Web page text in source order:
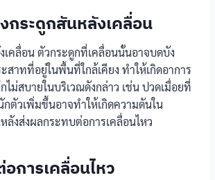
ระดูกสันหลังเคลื่อน
เคลื่อน ตัวกระดูกที่เคลื่อนนั้นอาจบดบัง
สาทที่อยู่ในพื้นที่ใกล้เคียง ทำให้เกิดอาการ
ไม่สบายในบริเวณดังกล่าว เช่น ปวดเมื่อยที่
ตัวเพิ่มขึ้นอาจทำให้เกิดความดันใน
ลังส่งผลกระทบต่อการเคลื่อนไหว
การเคลื่อนไหว